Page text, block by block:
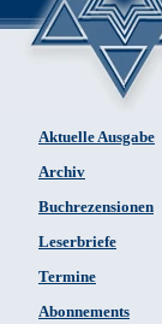
Aktuelle Ausgabe
Archiv
Buchrezensionen
Leserbriefe
Termine
Abonnements